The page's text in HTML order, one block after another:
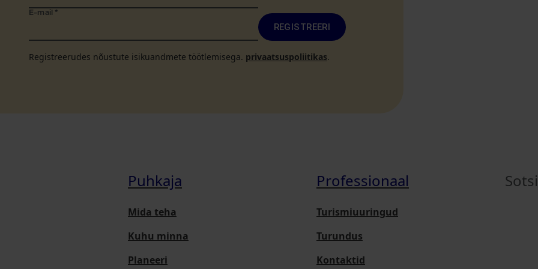
E-mail *
REGISTREERI
Registreerudes nõustute isikuandmete töötlemisega. privaatsuspoliitikas.
Puhkaja
Mida teha
Kuhu minna
Planeeri
Professionaal
Turismiuuringud
Turundus
Kontaktid